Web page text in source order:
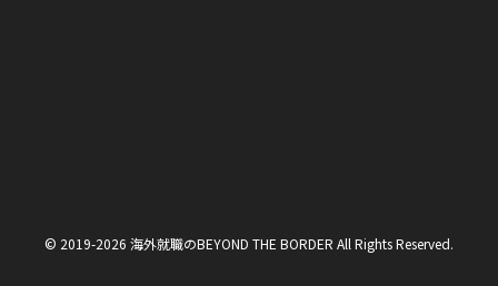
© 2019-2026 海外就職のBEYOND THE BORDER All Rights Reserved.